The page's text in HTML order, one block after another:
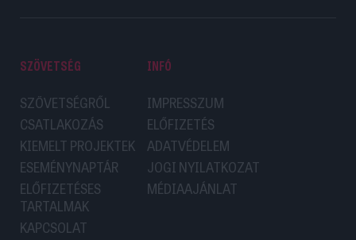
SZÖVETSÉG
SZÖVETSÉGRŐL
CSATLAKOZÁS
KIEMELT PROJEKTEK
ESEMÉNYNAPTÁR
ELŐFIZETÉSES
TARTALMAK
KAPCSOLAT
INFÓ
IMPRESSZUM
ELŐFIZETÉS
ADATVÉDELEM
JOGI NYILATKOZAT
MÉDIAAJÁNLAT